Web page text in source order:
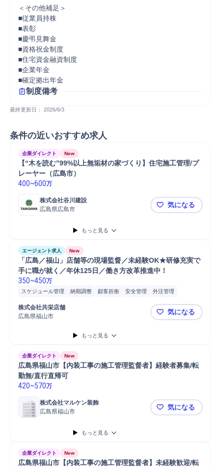
＜その他補足＞
■従業員持株
■表彰
■慶弔見舞金
■資格祝金制度
■住宅資金融資制度
■企業年金
■確定拠出年金
制度備考
最終更新日： 2026/6/3
条件の近いおすすめ求人
企業ダイレクト New
【“木を読む”99%以上無垢材の家づくり】住宅施工管理/プ
レーヤー（広島市）
400~600万
株式会社谷川建設
広島県広島市
【“木を読
気になる
もっと見る
エージェント求人 New
「広島／福山」店舗等の現場監督／未経験OK★研修充実で
手に職が就く／年休125日／働き方改革推進中！
350~450万
スケジュール管理 納期調整 顧客折衝 安全管理
外注管理
クレーム対応
点検
メンテナンス 店舗
進捗管理
法人営業 ルート営業
顧客対応
株式会社共栄店舗
広島県福山市
「広島／福
気になる
もっと見る
企業ダイレクト New
広島県福山市【内装工事の施工管理監督者】経験者募集/転
勤無/直行直帰可
420~570万
株式会社マルケン装飾
広島県福山市
広島県福山
気になる
もっと見る
企業ダイレクト New
広島県福山市【内装工事の施工管理監督者】未経験歓迎/転